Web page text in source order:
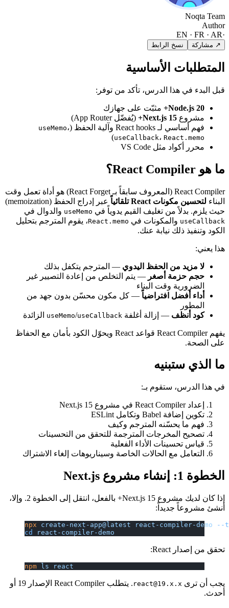
Noqta Team
Author
EN · FR · AR
↗ مشاركة نسخ الرابط
المتطلبات الأساسية
قبل البدء في هذا الدرس، تأكد من توفر:
Node.js 20+ مثبّت على جهازك
مشروعNext.js 15+ (يُفضّل App Router)
فهم أساسي لـ React hooks وآلية الحفظ (
useMemo،
useCallback ،React.memo
)
محرر أكواد مثل VS Code
ما هو React Compiler؟
React Compiler (المعروف سابقاً بـ React Forget) هو أداة تعمل وقت
البناءلتحسين مكونات React تلقائياً
عبر إدراج الحفظ (memoization)
حيث يلزم. بدلاً من تغليف القيم يدوياً في useMemoوالدوال في
useCallbackوالمكونات في React.memo، يقوم المترجم بتحليل
الكود وتنفيذ ذلك نيابة عنك.
هذا يعني:
لا مزيد من الحفظ اليدوي— المترجم يتكفل بذلك
حجم حزمة أصغر— يتم التخلص من إعادة التصيير غير
الضرورية وقت البناء
أداء أفضل افتراضياً— كل مكون محسّن بدون جهد من
المطور
كود أنظف— إزالة أغلفة useMemo/useCallback الزائدة
يفهم React Compiler قواعد React ويحوّل الكود بأمان مع الحفاظ
على الصحة.
ما الذي ستبنيه
في هذا الدرس، ستقوم بـ:
إعداد React Compiler في مشروع Next.js 15
تكوين إضافة Babel وتكامل ESLint
فهم ما يحسّنه المترجم وكيف
تصحيح المخرجات المترجمة للتحقق من التحسينات
قياس تحسينات الأداء الفعلية
التعامل مع الحالات الخاصة وسيناريوهات إلغاء الاشتراك
الخطوة 1: إنشاء مشروع Next.js
إذا كان لديك مشروع Next.js 15+ بالفعل، انتقل إلى الخطوة 2. وإلا،
أنشئ مشروعاً جديداً:
npx create-next-app@latest react-compiler-demo
--
cd
react-compiler-demo
تحقق من إصدار React:
npm ls react
يجب أن ترىreact@19.x.x
. يتطلب React Compiler الإصدار 19 أو
أحدث.